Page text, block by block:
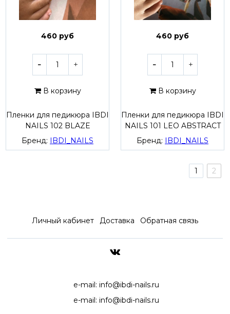
460 руб
В корзину
Пленки для педикюра IBDI
NAILS 102 BLAZE
Бренд:
IBDI_NAILS
460 руб
В корзину
Пленки для педикюра IBDI
NAILS 101 LEO ABSTRACT
Бренд:
IBDI_NAILS
1 2
Личный кабинет Доставка Обратная связь
e-mail: info@ibdi-nails.ru
e-mail: info@ibdi-nails.ru